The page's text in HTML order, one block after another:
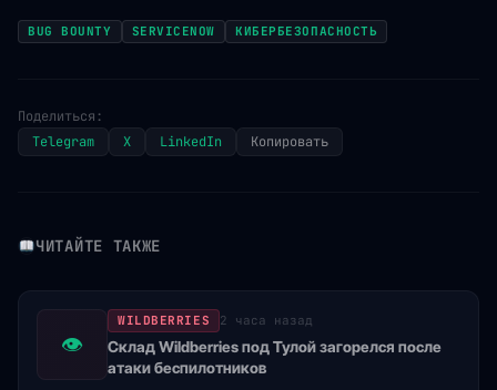
BUG BOUNTY SERVICENOW КИБЕРБЕЗОПАСНОСТЬ
Поделиться:
Telegram
X LinkedIn Копировать
ЧИТАЙТЕ ТАКЖЕ
👁
WILDBERRIES 2 часа назад
Склад Wildberries под Тулой загорелся после
атаки беспилотников